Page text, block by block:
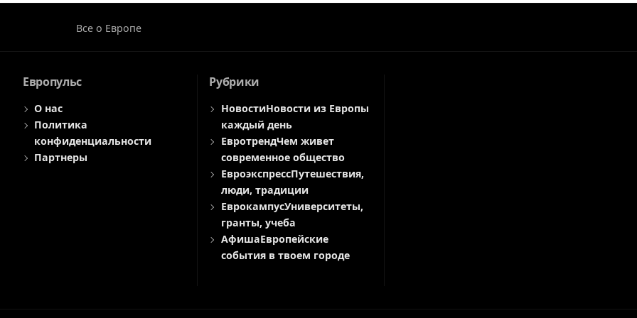
Все о Европе
Европульс
О нас
Политика
конфиденциальности
Партнеры
Рубрики
НовостиНовости из Европы
каждый день
ЕвротрендЧем живет
современное общество
ЕвроэкспрессПутешествия,
люди, традиции
ЕврокампусУниверситеты,
гранты, учеба
АфишаЕвропейские
события в твоем городе